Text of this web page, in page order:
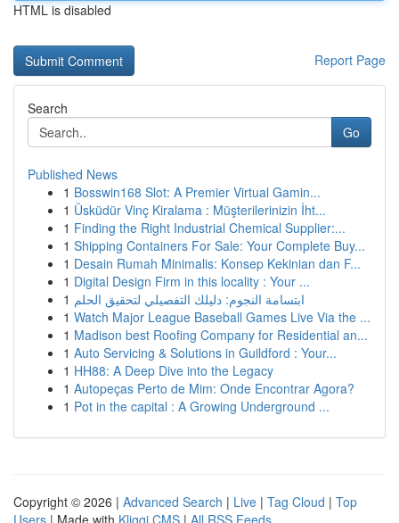
HTML is disabled
Report Page
Search
Go
Published News
1 Bosswin168 Slot: A Premier Virtual Gamin...
1 Üsküdür Vinç Kiralama : Müşterilerinizin İht...
1 Finding the Right Industrial Chemical Supplier:...
1 Shipping Containers For Sale: Your Complete Buy...
1 Desain Rumah Minimalis: Konsep Kekinian dan F...
1 Digital Design Firm in this locality : Your ...
1 ابتسامة النجوم: دليلك التفصيلي لتحقيق الحلم
1 Watch Major League Baseball Games Live Via the ...
1 Madison best Roofing Company for Residential an...
1 Auto Servicing & Solutions in Guildford : Your...
1 HH88: A Deep Dive into the Legacy
1 Autopeças Perto de Mim: Onde Encontrar Agora?
1 Pot in the capital : A Growing Underground ...
Copyright © 2026 | Advanced Search | Live | Tag Cloud | Top
Users | Made with Kliqqi CMS | All RSS Feeds